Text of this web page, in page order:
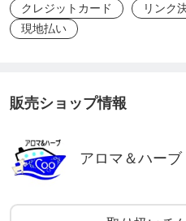
クレジットカード リンク
現地払い
販売ショップ情報
アロマ＆ハーブ